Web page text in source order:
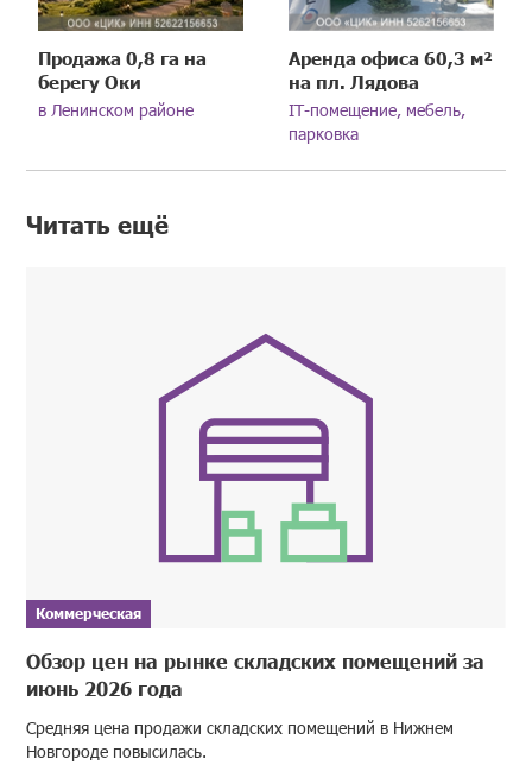
Продажа 0,8 га на
берегу Оки
в Ленинском районе
Аренда офиса 60,3 м²
на пл. Лядова
IT-помещение, мебель,
парковка
Читать ещё
Коммерческая
Обзор цен на рынке складских помещений за
июнь 2026 года
Средняя цена продажи складских помещений в Нижнем
Новгороде повысилась.